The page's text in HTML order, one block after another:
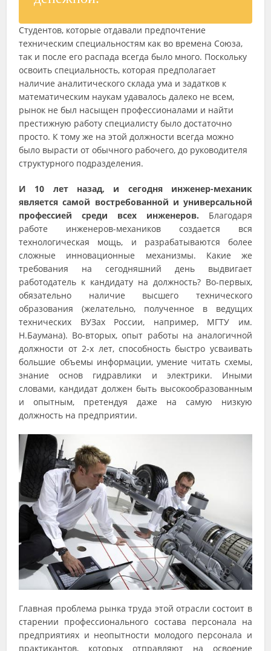
Студентов, которые отдавали предпочтение
техническим специальностям как во времена Союза,
так и после его распада всегда было много. Поскольку
освоить специальность, которая предполагает
наличие аналитического склада ума и задатков к
математическим наукам удавалось далеко не всем,
рынок не был насыщен профессионалами и найти
престижную работу специалисту было достаточно
просто. К тому же на этой должности всегда можно
было вырасти от обычного рабочего, до руководителя
структурного подразделения.
И 10 лет назад, и сегодня инженер-механик
является самой востребованной и универсальной
профессией среди всех инженеров. Благодаря
работе инженеров-механиков создается вся
технологическая мощь, и разрабатываются более
сложные инновационные механизмы. Какие же
требования на сегодняшний день выдвигает
работодатель к кандидату на должность? Во-первых,
обязательно наличие высшего технического
образования (желательно, полученное в ведущих
технических ВУЗах России, например, МГТУ им.
Н.Баумана). Во-вторых, опыт работы на аналогичной
должности от 2-х лет, способность быстро усваивать
большие объемы информации, умение читать схемы,
знание основ гидравлики и электрики. Иными
словами, кандидат должен быть высокообразованным
и опытным, претендуя даже на самую низкую
должность на предприятии.
Главная проблема рынка труда этой отрасли состоит в
старении профессионального состава персонала на
предприятиях и неопытности молодого персонала и
практикантов, которых отправляют на освоение